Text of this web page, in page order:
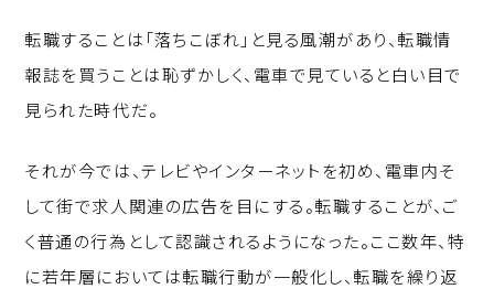
k o
k
n
転職することは「落ちこぼれ」と見る風潮があり、転職情
報誌を買うことは恥ずかしく、電車で見ていると白い目で
見られた時代だ。
それが今では、テレビやインターネットを初め、電車内そ
して街で求人関連の広告を目にする。転職することが、ご
く普通の行為として認識されるようになった。ここ数年、特
に若年層においては転職行動が一般化し、転職を繰り返